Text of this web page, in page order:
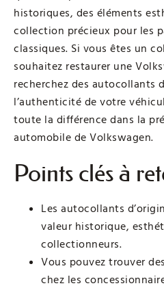
historiques, des éléments
collection précieux pour les
classiques. Si vous êtes un
souhaitez restaurer une
recherchez des autocollants
l’authenticité de votre
toute la différence dans la
automobile de Volkswagen.
Points clés à
Les autocollants
valeur historique,
collectionneurs.
Vous pouvez trouver
chez les